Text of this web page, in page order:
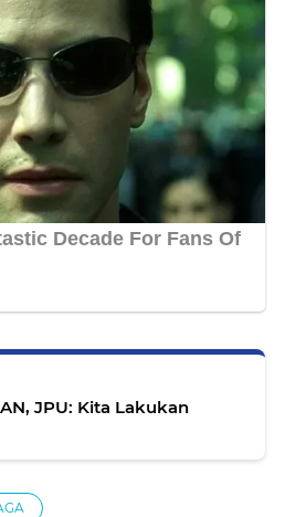
JPU: Kita Lakukan